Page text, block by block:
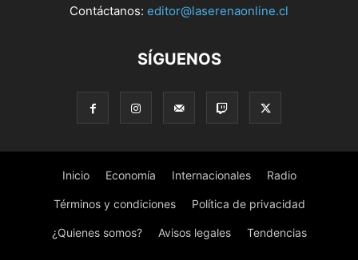
Contáctanos: editor@laserenaonline.cl
SÍGUENOS
Inicio Economía Internacionales Radio
Términos y condiciones Política de privacidad
¿Quienes somos? Avisos legales Tendencias